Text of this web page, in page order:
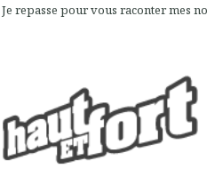
Je repasse pour vous raconter mes